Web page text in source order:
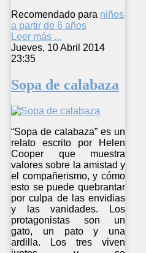
Recomendado para niños
a partir de 6 años
Leer más ...
Jueves, 10 Abril 2014
23:35
Sopa de calabaza
“Sopa de calabaza” es un
relato escrito por Helen
Cooper que muestra
valores sobre la amistad y
el compañerismo, y cómo
esto se puede quebrantar
por culpa de las envidias
y las vanidades. Los
protagonistas son un
gato, un pato y una
ardilla. Los tres viven